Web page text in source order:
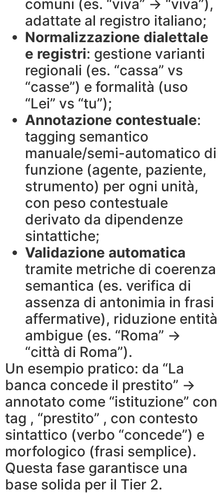
comuni (es. “viva” → “viva”),
adattate al registro italiano;
Normalizzazione dialettale
e registri: gestione varianti
regionali (es. “cassa” vs
“casse”) e formalità (uso
“Lei” vs “tu”);
Annotazione contestuale:
tagging semantico
manuale/semi-automatico di
funzione (agente, paziente,
strumento) per ogni unità,
con peso contestuale
derivato da dipendenze
sintattiche;
Validazione automatica
tramite metriche di coerenza
semantica (es. verifica di
assenza di antonimia in frasi
affermative), riduzione entità
ambigue (es. “Roma” →
“città di Roma”).
Un esempio pratico: da “La
banca concede il prestito” →
annotato come “istituzione” con
tag , “prestito” , con contesto
sintattico (verbo “concede”) e
morfologico (frasi semplice).
Questa fase garantisce una
base solida per il Tier 2.